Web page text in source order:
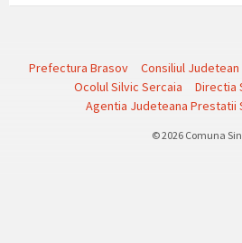
Prefectura Brasov Consiliul
Ocolul Silvic Sercaia
Directia
Agentia Judeteana Prestatii
© 2026 Comuna